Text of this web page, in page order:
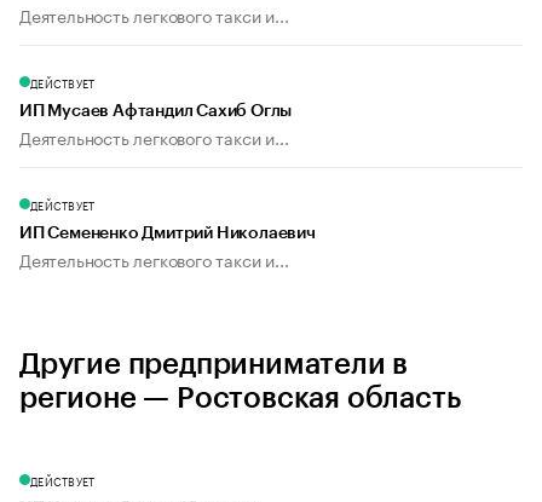
Деятельность легкового такси и...
ДЕЙСТВУЕТ
ИП Мусаев Афтандил Сахиб Оглы
Деятельность легкового такси и...
ДЕЙСТВУЕТ
ИП Семененко Дмитрий Николаевич
Деятельность легкового такси и...
Другие предприниматели в
регионе — Ростовская область
ДЕЙСТВУЕТ